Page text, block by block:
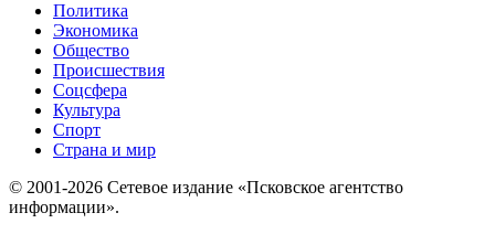
Политика
Экономика
Общество
Происшествия
Соцсфера
Культура
Спорт
Страна и мир
© 2001-2026 Сетевое издание «Псковское агентство
информации».